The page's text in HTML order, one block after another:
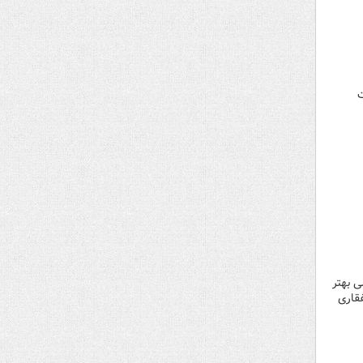
بهتر